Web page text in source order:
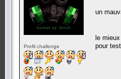
Profil challenge
un
le
pour